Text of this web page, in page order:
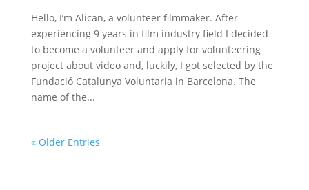
Hello, I’m Alican, a volunteer filmmaker. After
experiencing 9 years in film industry field I decided
to become a volunteer and apply for volunteering
project about video and, luckily, I got selected by the
Fundació Catalunya Voluntaria in Barcelona. The
name of the...
« Older Entries